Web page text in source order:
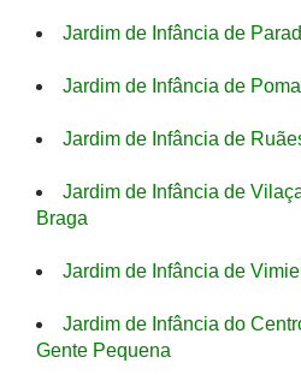
Jardim de Infância de
Jardim de Infância de
Jardim de Infância de
Jardim de Infância de
Braga
Jardim de Infância de
Jardim de Infância do
Gente Pequena